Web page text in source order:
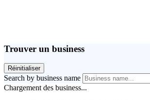
Trouver un business
Réinitialiser
Search by business name
Chargement des business...